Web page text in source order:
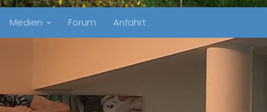
Medien Forum Anfahrt